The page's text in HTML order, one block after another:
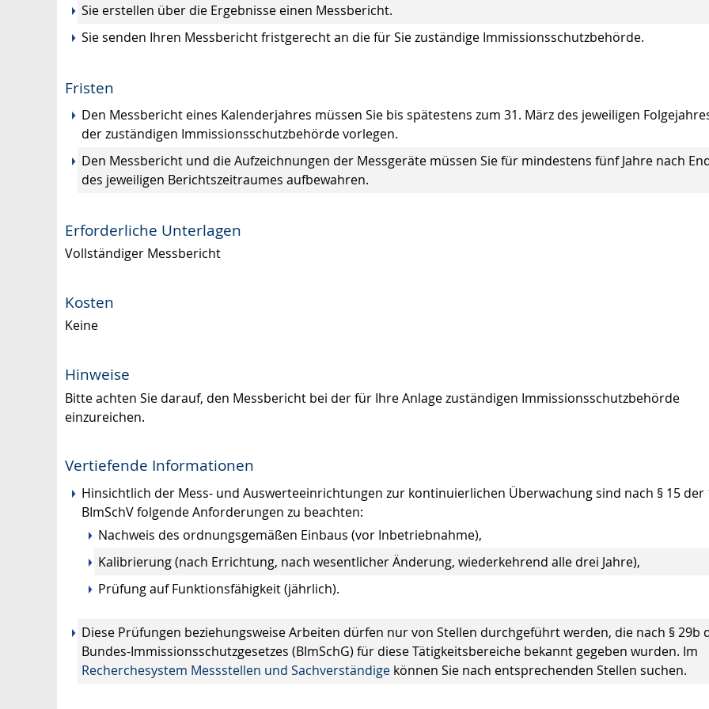
Sie erstellen über die Ergebnisse einen Messbericht.
Sie senden Ihren Messbericht fristgerecht an die für Sie zuständige Immissionsschutzbehörde.
Fristen
Den Messbericht eines Kalenderjahres müssen Sie bis spätestens zum 31. März des jeweiligen
der zuständigen Immissionsschutzbehörde vorlegen.
Den Messbericht und die Aufzeichnungen der Messgeräte müssen Sie für mindestens fünf Jahre nach
des jeweiligen Berichtszeitraumes aufbewahren.
Erforderliche Unterlagen
Vollständiger Messbericht
Kosten
Keine
Hinweise
Bitte achten Sie darauf, den Messbericht bei der für Ihre Anlage zuständigen Immissionsschutzbehörde
einzureichen.
Vertiefende Informationen
Hinsichtlich der Mess- und Auswerteeinrichtungen zur kontinuierlichen Überwachung sind nach § 15 der
BImSchV folgende Anforderungen zu beachten:
Nachweis des ordnungsgemäßen Einbaus (vor Inbetriebnahme),
Kalibrierung (nach Errichtung, nach wesentlicher Änderung, wiederkehrend alle drei Jahre),
Prüfung auf Funktionsfähigkeit (jährlich).
Diese Prüfungen beziehungsweise Arbeiten dürfen nur von Stellen durchgeführt werden, die nach § 29b
Bundes-Immissionsschutzgesetzes (BImSchG) für diese Tätigkeitsbereiche bekannt gegeben wurden. Im
Recherchesystem Messstellen und Sachverständige können Sie nach entsprechenden Stellen suchen.